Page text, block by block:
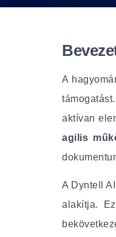
A
aktívan
agilis
A Dyntell
alakítja.